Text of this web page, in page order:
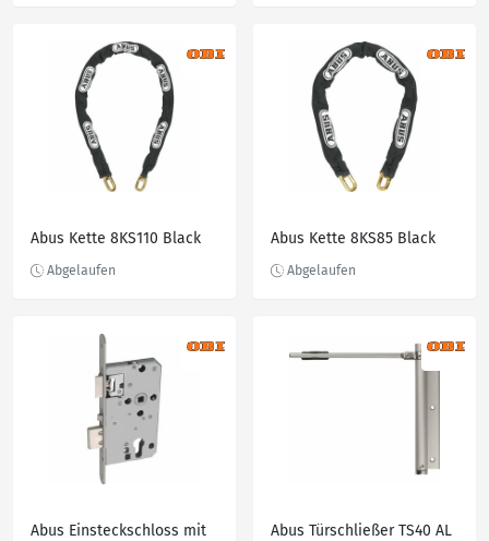
Abus Kette 8KS110 Black Abus Kette 8KS85 Black
Abus Einsteckschloss mit
Abus Türschließer TS40 AL